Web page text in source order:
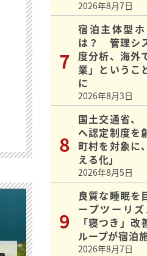
2026年8月7日
宿泊主体型
は？ 管理シ
度分析、海外
業」というこ
に
2026年8月3日
国土交通省、
へ認定制度を
町村を対象に
える化」
2026年8月5日
良質な睡眠を
ープツーリ
「寝つき」
ループが宿泊
2026年8月7日